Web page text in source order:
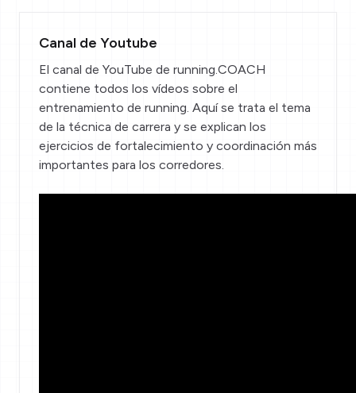
Canal de Youtube
El canal de YouTube de running.COACH
contiene todos los vídeos sobre el
entrenamiento de running. Aquí se trata el tema
de la técnica de carrera y se explican los
ejercicios de fortalecimiento y coordinación más
importantes para los corredores.